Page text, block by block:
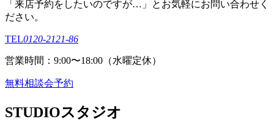
「来店予約をしたいのですが…」とお気軽にお問い合わせく
ださい。
TEL0120-2121-86
営業時間：9:00〜18:00（⽔曜定休）
無料相談会予約
STUDIOスタジオ